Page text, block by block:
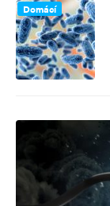
Domácí